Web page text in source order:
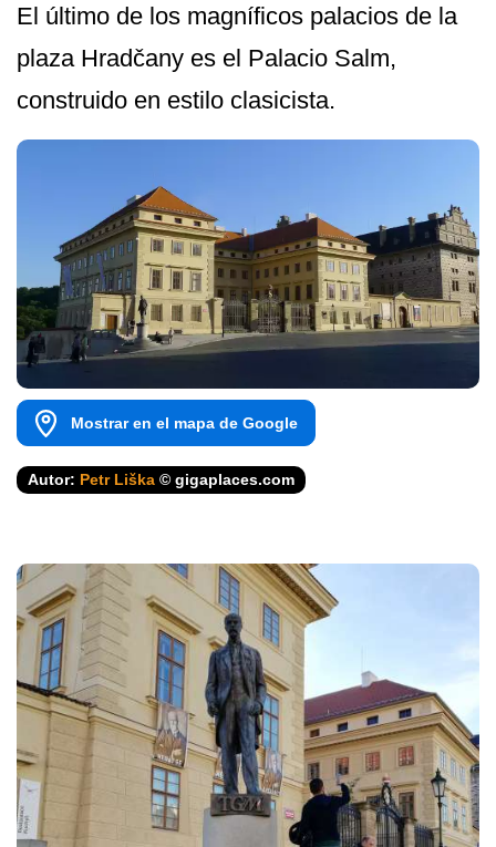
El último de los magníficos palacios de la
plaza Hradčany es el Palacio Salm,
construido en estilo clasicista.
Mostrar en el mapa de Google
Autor: Petr Liška © gigaplaces.com